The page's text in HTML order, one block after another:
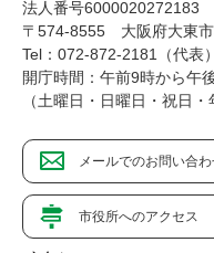
法人番号6000020272183
〒574-8555 大阪府大東
Tel：072-872-2181（代表）
開庁時間：午前9時から午
（土曜日・日曜日・祝日・
メールでのお問い合
市役所へのアクセス